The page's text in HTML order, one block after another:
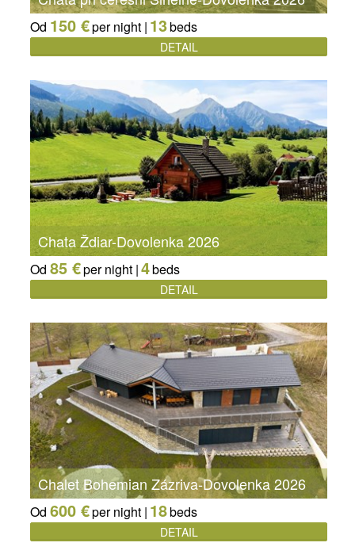
Od 150 €per night | 13beds
DETAIL
Chata Ždiar-Dovolenka 2026
Od 85 €per night |4beds
DETAIL
Chalet Bohemian Zázriva-Dovolenka 2026
Od 600 €per night | 18beds
DETAIL